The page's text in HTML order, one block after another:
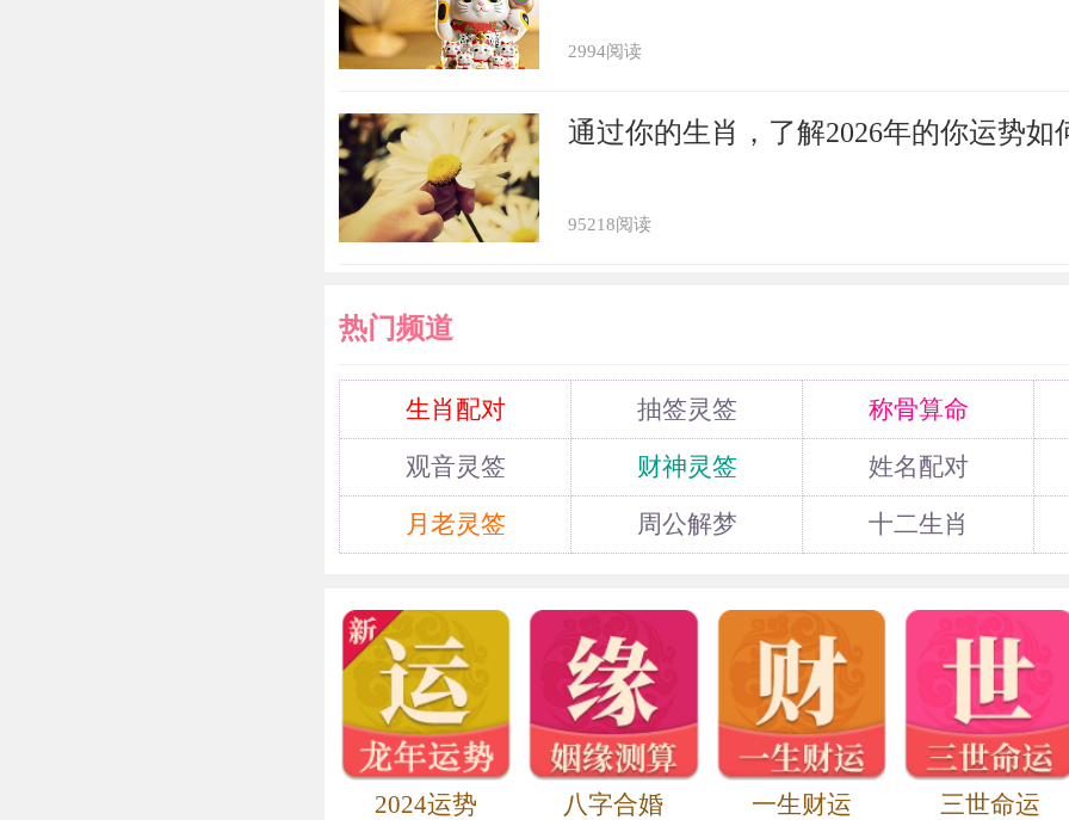
2994阅读
通过你的生肖，了解2026年的你运势如
95218阅读
热门频道
生肖配对 抽签灵签
称骨算命
观音灵签
财神灵签
姓名配对
月老灵签
周公解梦 十二生肖
2024运势 八字合婚 一生财运 三世命运